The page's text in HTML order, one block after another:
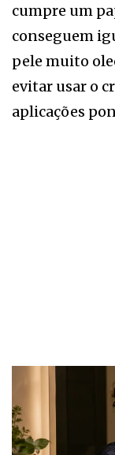
cumpre um
conseguem
pele muito
evitar usar o
aplicações